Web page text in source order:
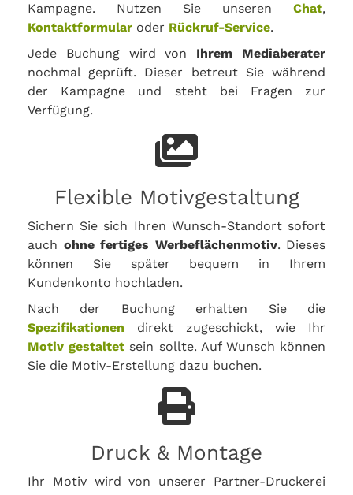
Kampagne. Nutzen Sie unseren Chat,
Kontaktformular oder Rückruf-Service.
Jede Buchung wird von Ihrem Mediaberater
nochmal geprüft. Dieser betreut Sie während
der Kampagne und steht bei Fragen zur
Verfügung.
Flexible Motivgestaltung
Sichern Sie sich Ihren Wunsch-Standort sofort
auch ohne fertiges Werbeflächenmotiv. Dieses
können Sie später bequem in Ihrem
Kundenkonto hochladen.
Nach der Buchung erhalten Sie die
Spezifikationen direkt zugeschickt, wie Ihr
Motiv gestaltet sein sollte. Auf Wunsch können
Sie die Motiv-Erstellung dazu buchen.
Druck & Montage
Ihr Motiv wird von unserer Partner-Druckerei